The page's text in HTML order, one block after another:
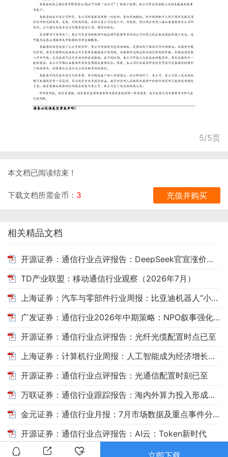
5/5页
本文档已阅读结束！
下载文档所需金币： 3 充值并购买
相关精品文档
开源证券：通信行业点评报告：DeepSeek官宣涨价，国产Token链核心受益
TD产业联盟：移动通信行业观察（2026年7月）
上海证券：汽车与零部件行业周报：比亚迪机器人“小迪”8月亮相，“人工智能+”赋能邮政无人机无人车加速落地
广发证券：通信行业2026年中期策略：NPO叙事强化叠加物料缺口收窄，光通信行情有望开启新阶段
开源证券：通信行业点评报告：光纤光缆配置时点已至
上海证券：计算机行业周报：人工智能成为经济增长动力源，国内大模型持续升级
开源证券：通信行业点评报告：光通信配置时刻已至
万联证券：通信行业跟踪报告：海内外算力投入形成共振，卫星互联网加速规模化部署
金元证券：通信行业月报：7月市场数据及重点事件分析
开源证券：通信行业点评报告：AI云：Token新时代